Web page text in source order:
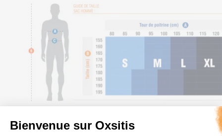
Bienvenue sur Oxsitis